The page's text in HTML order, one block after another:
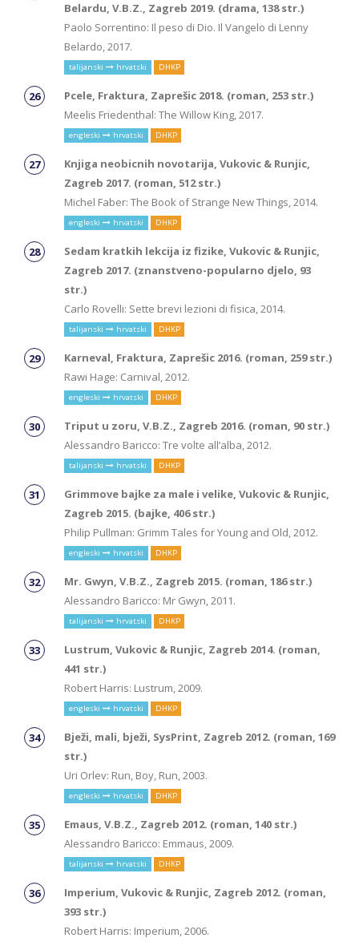
Belardu, V.B.Z., Zagreb 2019. (drama, 138 str.)
Paolo Sorrentino: Il peso di Dio. Il Vangelo di Lenny
Belardo, 2017.
talijanski hrvatski DHKP
Pcele, Fraktura, Zaprešic 2018. (roman, 253 str.)
Meelis Friedenthal: The Willow King, 2017.
engleski hrvatski DHKP
Knjiga neobicnih novotarija, Vukovic & Runjic,
Zagreb 2017. (roman, 512 str.)
Michel Faber: The Book of Strange New Things, 2014.
engleski hrvatski DHKP
Sedam kratkih lekcija iz fizike, Vukovic & Runjic,
Zagreb 2017. (znanstveno-popularno djelo, 93
str.)
Carlo Rovelli: Sette brevi lezioni di fisica, 2014.
talijanski hrvatski DHKP
Karneval, Fraktura, Zaprešic 2016. (roman, 259 str.)
Rawi Hage: Carnival, 2012.
engleski hrvatski DHKP
Triput u zoru, V.B.Z., Zagreb 2016. (roman, 90 str.)
Alessandro Baricco: Tre volte all’alba, 2012.
talijanski hrvatski DHKP
Grimmove bajke za male i velike, Vukovic & Runjic,
Zagreb 2015. (bajke, 406 str.)
Philip Pullman: Grimm Tales for Young and Old, 2012.
engleski hrvatski DHKP
Mr. Gwyn, V.B.Z., Zagreb 2015. (roman, 186 str.)
Alessandro Baricco: Mr Gwyn, 2011.
talijanski hrvatski DHKP
Lustrum, Vukovic & Runjic, Zagreb 2014. (roman,
441 str.)
Robert Harris: Lustrum, 2009.
engleski hrvatski DHKP
Bježi, mali, bježi, SysPrint, Zagreb 2012. (roman, 169
str.)
Uri Orlev: Run, Boy, Run, 2003.
engleski hrvatski DHKP
Emaus, V.B.Z., Zagreb 2012. (roman, 140 str.)
Alessandro Baricco: Emmaus, 2009.
talijanski hrvatski DHKP
Imperium, Vukovic & Runjic, Zagreb 2012. (roman,
393 str.)
Robert Harris: Imperium, 2006.